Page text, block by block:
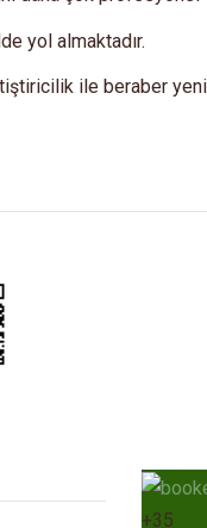
yol almaktadır.
ile beraber
+35